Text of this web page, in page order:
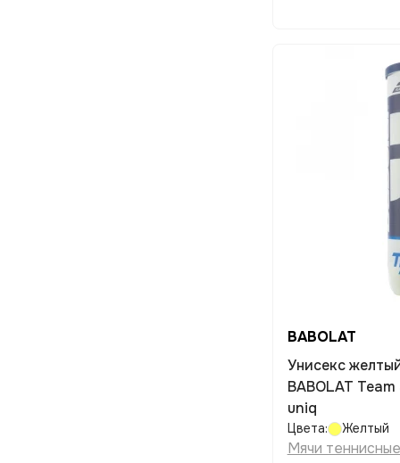
BABOLAT
Унисекс
BABOLAT
uniq
Цвета: Желтый
Мячи теннисные